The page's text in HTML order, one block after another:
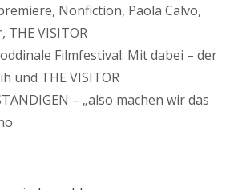
, Nonfiction, Paola Calvo,
, THE VISITOR
Filmfestival: Mit dabei – der
und THE VISITOR
– „also machen wir das